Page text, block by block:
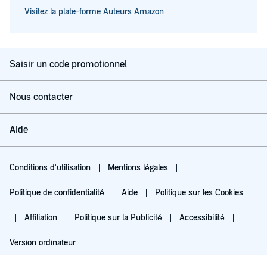
Visitez la plate-forme Auteurs Amazon
Saisir un code promotionnel
Nous contacter
Aide
Conditions d'utilisation Mentions légales
Politique de confidentialité Aide Politique sur les Cookies
Affiliation Politique sur la Publicité Accessibilité
Version ordinateur